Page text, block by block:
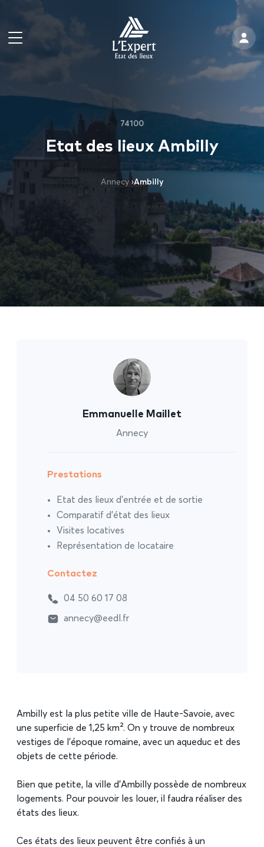
74100
Etat des lieux Ambilly
Annecy ›Ambilly
Ambilly est la plus petite ville de Haute-Savoie, avec
une superficie de 1,25 km². On y trouve de nombreux
vestiges de l’époque romaine, avec un aqueduc et des
objets de cette période.
Bien que petite, la ville d’Ambilly possède de nombreux
logements. Pour pouvoir les louer, il faudra réaliser des
états des lieux.
Ces états des lieux peuvent être confiés à un
Emmanuelle Maillet
Annecy
Prestations
Etat des lieux d’entrée et de sortie
Comparatif d’état des lieux
Visites locatives
Représentation de locataire
Contactez
04 50 60 17 08
annecy@eedl.fr